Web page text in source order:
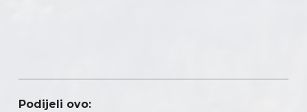
Podijeli ovo: